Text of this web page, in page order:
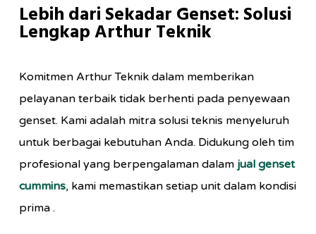
Lebih dari Sekadar Genset: Solusi
Lengkap Arthur Teknik
Komitmen Arthur Teknik dalam memberikan
pelayanan terbaik tidak berhenti pada penyewaan
genset. Kami adalah mitra solusi teknis menyeluruh
untuk berbagai kebutuhan Anda. Didukung oleh tim
profesional yang berpengalaman dalam jual genset
cummins, kami memastikan setiap unit dalam kondisi
prima .